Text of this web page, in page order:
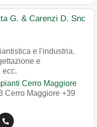
G. & Carenzi D. Snc
e l'industria.
e
ecc.
Cerro Maggiore
Cerro Maggiore +39